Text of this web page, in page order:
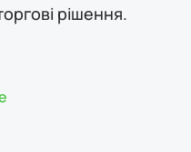
рішення.